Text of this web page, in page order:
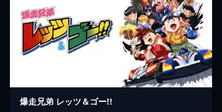
爆走兄弟 レッツ＆ゴー!!